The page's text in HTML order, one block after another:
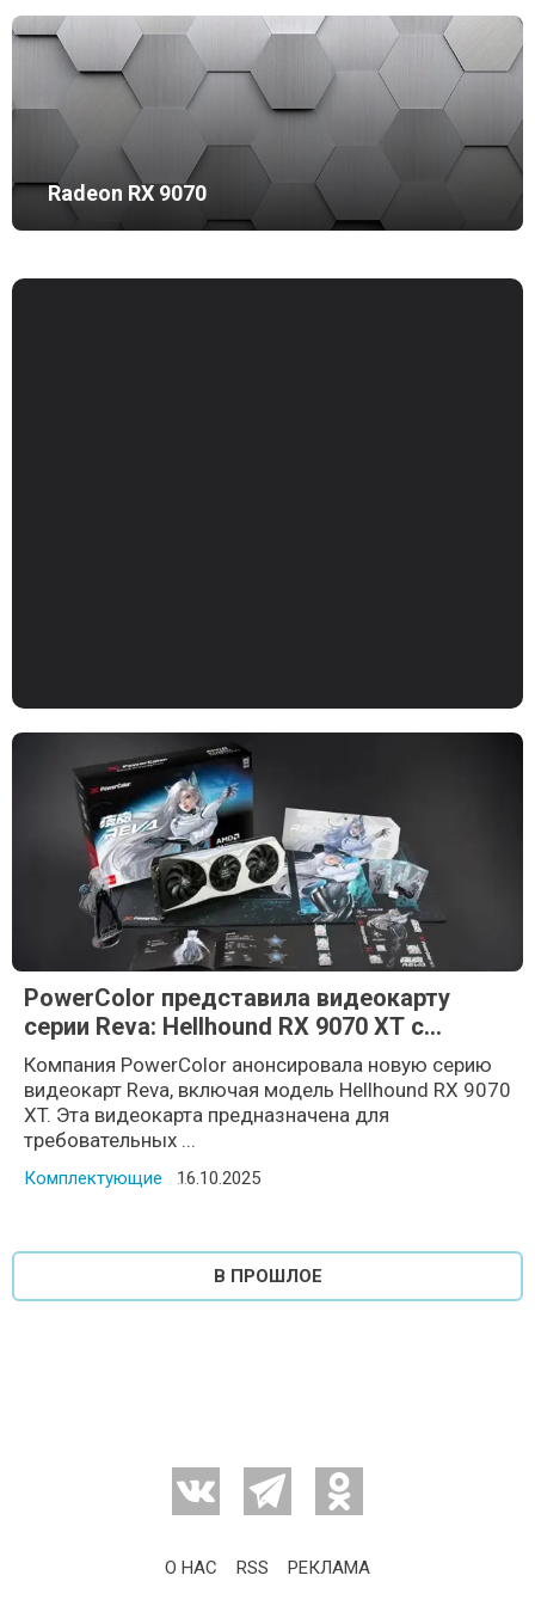
Radeon RX 9070
PowerColor представила видеокарту
серии Reva: Hellhound RX 9070 XT с
улучшенным охлаждением
Компания PowerColor анонсировала новую серию
видеокарт Reva, включая модель Hellhound RX 9070
XT. Эта видеокарта предназначена для
требовательных ...
Комплектующие Posted on
16.10.2025
В ПРОШЛОЕ
О НАС RSS РЕКЛАМА